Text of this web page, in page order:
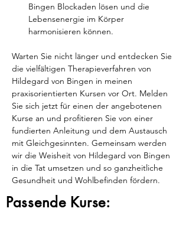
Bingen Blockaden lösen und die
Lebensenergie im Körper
harmonisieren können.
Warten Sie nicht länger und entdecken Sie
die vielfältigen Therapieverfahren von
Hildegard von Bingen in meinen
praxisorientierten Kursen vor Ort. Melden
Sie sich jetzt für einen der angebotenen
Kurse an und profitieren Sie von einer
fundierten Anleitung und dem Austausch
mit Gleichgesinnten. Gemeinsam werden
wir die Weisheit von Hildegard von Bingen
in die Tat umsetzen und so ganzheitliche
Gesundheit und Wohlbefinden fördern.
Passende Kurse: